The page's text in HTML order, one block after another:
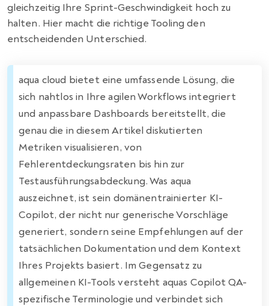
gleichzeitig Ihre Sprint-Geschwindigkeit hoch zu
halten. Hier macht die richtige Tooling den
entscheidenden Unterschied.
aqua cloud bietet eine umfassende Lösung, die
sich nahtlos in Ihre agilen Workflows integriert
und anpassbare Dashboards bereitstellt, die
genau die in diesem Artikel diskutierten
Metriken visualisieren, von
Fehlerentdeckungsraten bis hin zur
Testausführungsabdeckung. Was aqua
auszeichnet, ist sein domänentrainierter KI-
Copilot, der nicht nur generische Vorschläge
generiert, sondern seine Empfehlungen auf der
tatsächlichen Dokumentation und dem Kontext
Ihres Projekts basiert. Im Gegensatz zu
allgemeinen KI-Tools versteht aquas Copilot QA-
spezifische Terminologie und verbindet sich